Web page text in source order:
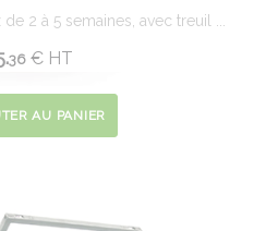
2 à 5 semaines, avec treuil ...
36 € HT
AU PANIER